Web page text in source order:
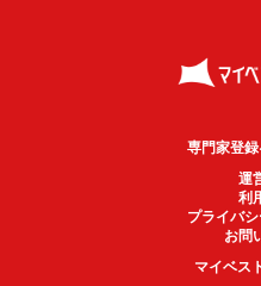
専門家登
運
利
プライバ
お問
マイベス